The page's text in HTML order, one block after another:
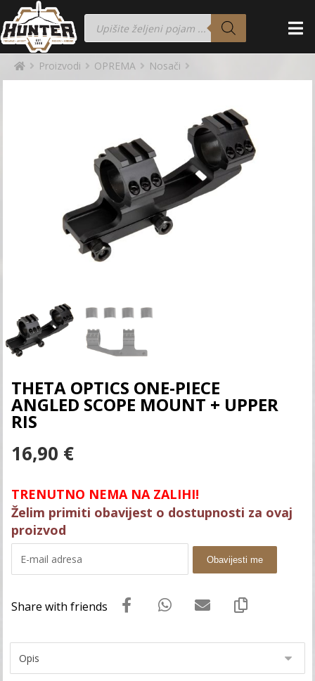
Proizvodi OPREMA Nosači
THETA OPTICS ONE-PIECE
ANGLED SCOPE MOUNT + UPPER
RIS
16,90 €
TRENUTNO NEMA NA ZALIHI!
Želim primiti obavijest o dostupnosti za ovaj
proizvod
Obavijesti me